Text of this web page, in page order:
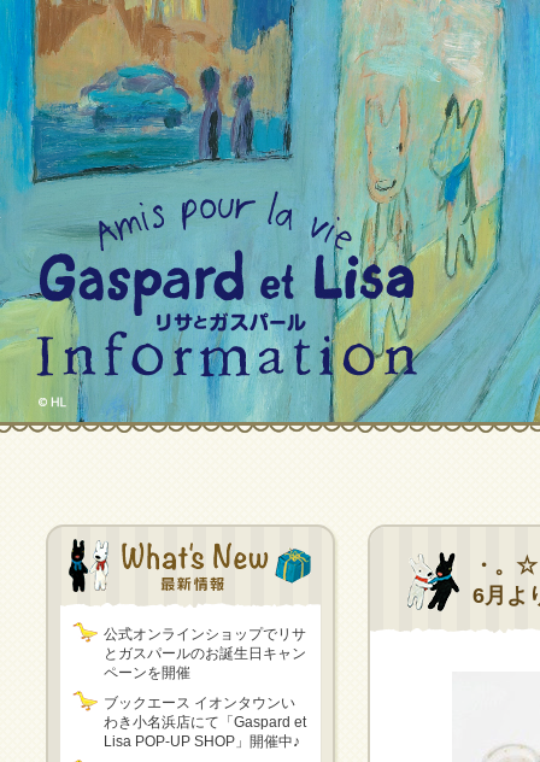
公式オンラインショップでリサ
とガスパールのお誕生日キャン
ペーンを開催
ブックエース イオンタウンい
わき小名浜店にて「Gaspard et
Lisa POP-UP SHOP」開催中♪
・。
6月よ